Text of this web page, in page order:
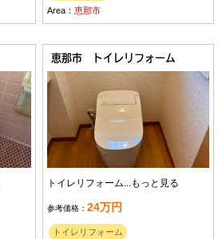
Area：恵那市
恵那市 トイレリフォーム
トイレリフォーム...もっと見る
参考価格：24万円
トイレリフォーム